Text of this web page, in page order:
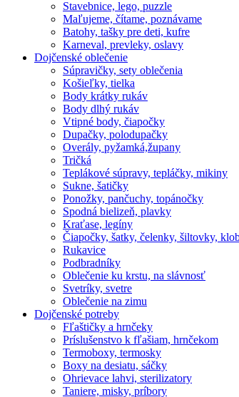
Stavebnice, lego, puzzle
Maľujeme, čítame, poznávame
Batohy, tašky pre deti, kufre
Karneval, prevleky, oslavy
Dojčenské oblečenie
Súpravičky, sety oblečenia
Košieľky, tielka
Body krátky rukáv
Body dlhý rukáv
Vtipné body, čiapočky
Dupačky, polodupačky
Overály, pyžamká,župany
Tričká
Teplákové súpravy, tepláčky, mikiny
Sukne, šatičky
Ponožky, pančuchy, topánočky
Spodná bielizeň, plavky
Kraťase, legíny
Čiapočky, šatky, čelenky, šiltovky,
Rukavice
Podbradníky
Oblečenie ku krstu, na slávnosť
Svetríky, svetre
Oblečenie na zimu
Dojčenské potreby
Fľaštičky a hrnčeky
Príslušenstvo k fľašiam, hrnčekom
Termoboxy, termosky
Boxy na desiatu, sáčky
Ohrievace lahvi, sterilizatory
Taniere, misky, príbory